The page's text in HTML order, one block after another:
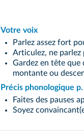
Votre voix
Parlez assez fort
Articulez, ne parlez
Gardez en tête
montante ou
Précis phonologique
Faites des pauses
Soyez